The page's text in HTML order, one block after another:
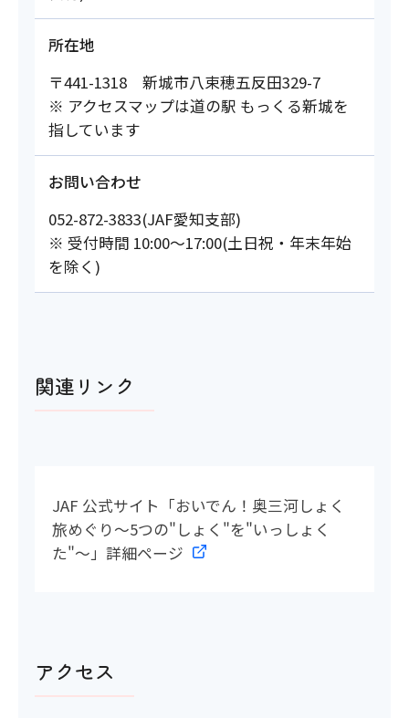
所在地
〒441-1318 新城市八束穂五反田329-7
※ アクセスマップは道の駅 もっくる新城を
指しています
お問い合わせ
052-872-3833(JAF愛知支部)
※ 受付時間 10:00～17:00(土日祝・年末年始
を除く)
関連リンク
JAF 公式サイト「おいでん！奥三河しょく
旅めぐり～5つの"しょく"を"いっしょく
た"～」詳細ページ
アクセス